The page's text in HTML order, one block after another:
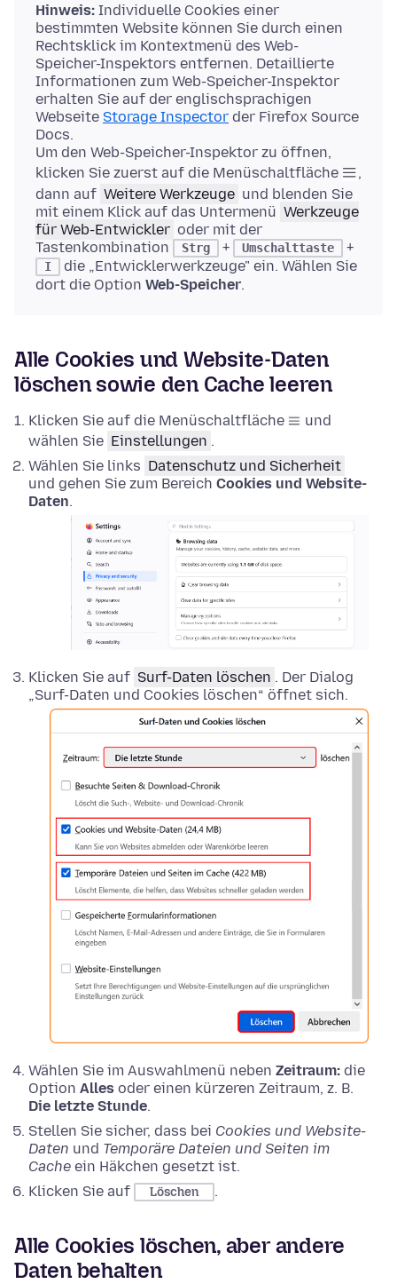
Hinweis: Individuelle Cookies einer
bestimmten Website können Sie durch einen
Rechtsklick im Kontextmenü des Web-
Speicher-Inspektors entfernen. Detaillierte
Informationen zum Web-Speicher-Inspektor
erhalten Sie auf der englischsprachigen
Webseite Storage Inspector der Firefox Source
Docs.
Um den Web-Speicher-Inspektor zu öffnen,
klicken Sie zuerst auf die Menüschaltfläche
,
dann auf Weitere Werkzeuge und blenden Sie
mit einem Klick auf das Untermenü Werkzeuge
für Web-Entwickler oder mit der
Tastenkombination
Strg + Umschalttaste +
I
die „Entwicklerwerkzeuge" ein. Wählen Sie
dort die Option Web-Speicher.
Alle Cookies und Website-Daten
löschen sowie den Cache leeren
Klicken Sie auf die Menüschaltfläche
und
wählen Sie Einstellungen .
Wählen Sie links Datenschutz und Sicherheit
und gehen Sie zum Bereich Cookies und Website-
Daten.
Klicken Sie auf Surf-Daten löschen . Der Dialog
„Surf-Daten und Cookies löschen“ öffnet sich.
Wählen Sie im Auswahlmenü neben Zeitraum: die
Option Alles oder einen kürzeren Zeitraum, z. B.
Die letzte Stunde.
Stellen Sie sicher, dass bei Cookies und Website-
Daten und Temporäre Dateien und Seiten im
Cache ein Häkchen gesetzt ist.
Klicken Sie auf
Löschen .
Alle Cookies löschen, aber andere
Daten behalten